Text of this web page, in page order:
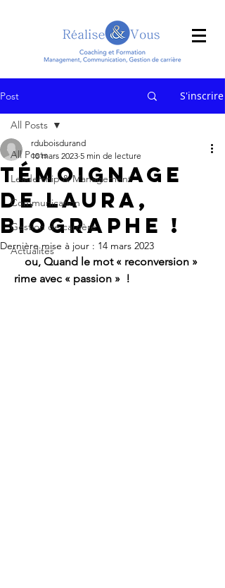
Post S'inscrire
All Posts
Leadership & Management
Communication
Gestion de carrière
Actualités
All Posts
Témoignage
de Laura,
Biographe !
rduboisdurand
10 mars 2023 5 min de lecture
Dernière mise à jour : 14 mars 2023
ou, Quand le mot « reconversion »
rime avec « passion »  !